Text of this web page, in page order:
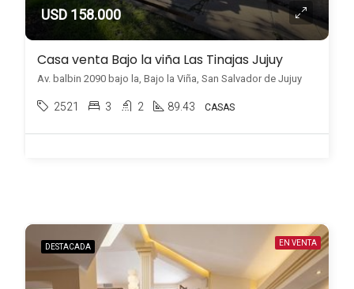
USD 158.000
Casa venta Bajo la viña Las Tinajas Jujuy
Av. balbin 2090 bajo la, Bajo la Viña, San Salvador de Jujuy
2521 3 2 89.43 CASAS
DESTACADA EN VENTA